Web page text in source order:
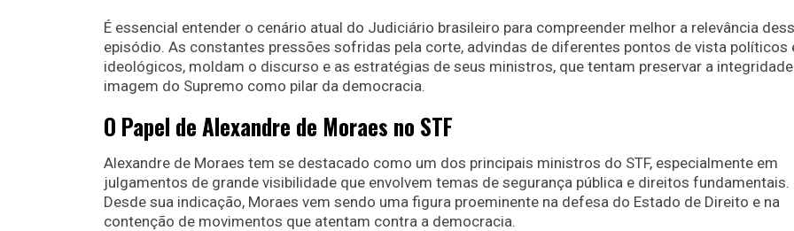
É essencial entender o cenário atual do Judiciário brasileiro para compreender melhor a relevância
episódio. As constantes pressões sofridas pela corte, advindas de diferentes pontos de vista políticos
ideológicos, moldam o discurso e as estratégias de seus ministros, que tentam preservar a integridade
imagem do Supremo como pilar da democracia.
O Papel de Alexandre de Moraes no STF
Alexandre de Moraes tem se destacado como um dos principais ministros do STF, especialmente em
julgamentos de grande visibilidade que envolvem temas de segurança pública e direitos fundamentais.
Desde sua indicação, Moraes vem sendo uma figura proeminente na defesa do Estado de Direito e na
contenção de movimentos que atentam contra a democracia.